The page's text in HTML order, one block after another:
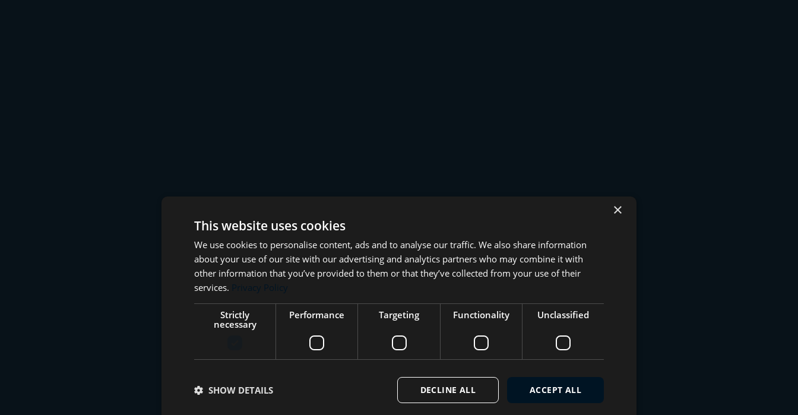
×
This website uses cookies
We use cookies to personalise content, ads and to analyse our traffic. We also share information
about your use of our site with our advertising and analytics partners who may combine it with
other information that you’ve provided to them or that they’ve collected from your use of their
services. Privacy Policy
Strictly
necessary
Performance Targeting Functionality Unclassified
ACCEPT ALL
DECLINE ALL
SHOW DETAILS